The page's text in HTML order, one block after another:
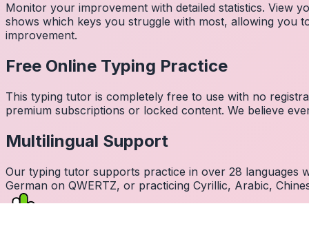
Monitor your improvement with detailed statistics. View
shows which keys you struggle with most, allowing you
improvement.
Free Online Typing Practice
This typing tutor is completely free to use with no
premium subscriptions or locked content. We believe
Multilingual Support
Our typing tutor supports practice in over 28 languages
German on QWERTZ, or practicing Cyrillic, Arabic,